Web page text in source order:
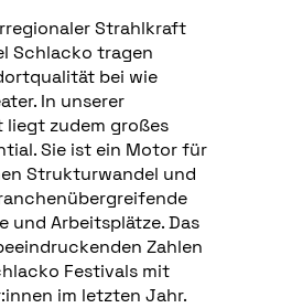
Strahlkraft
Schlacko tragen
bei wie
In unserer
zudem großes
Sie ist ein Motor für
Strukturwandel und
und Arbeitsplätze. Das
Zahlen
Festivals mit
im letzten Jahr.